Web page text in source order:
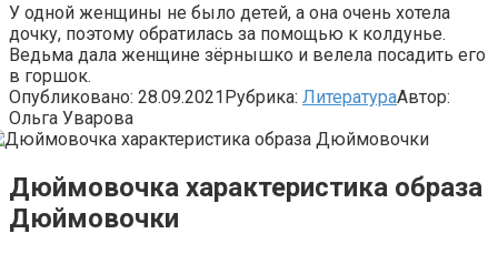
У одной женщины не было детей, а она очень хотела
дочку, поэтому обратилась за помощью к колдунье.
Ведьма дала женщине зёрнышко и велела посадить его
в горшок.
Опубликовано: 28.09.2021Рубрика: ЛитератураАвтор:
Ольга Уварова
Дюймовочка характеристика образа
Дюймовочки